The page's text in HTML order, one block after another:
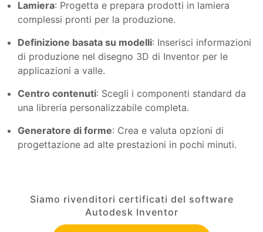
Lamiera: Progetta e prepara prodotti in lamiera
complessi pronti per la produzione.
Definizione basata su modelli: Inserisci informazioni
di produzione nel disegno 3D di Inventor per le
applicazioni a valle.
Centro contenuti: Scegli i componenti standard da
una libreria personalizzabile completa.
Generatore di forme: Crea e valuta opzioni di
progettazione ad alte prestazioni in pochi minuti.
Siamo rivenditori certificati del software
Autodesk Inventor